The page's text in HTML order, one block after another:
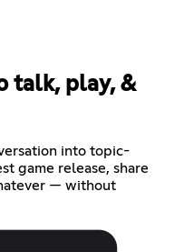
talk, play, &
into topic-
game release, share
— without